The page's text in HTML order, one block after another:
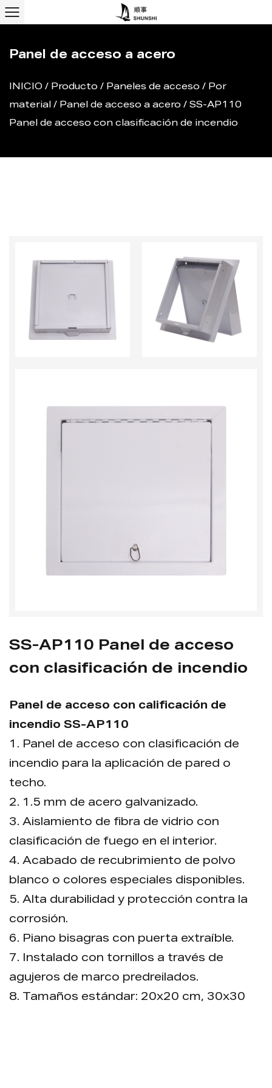
Panel de acceso a acero
INICIO / Producto / Paneles de acceso / Por
material / Panel de acceso a acero / SS-AP110
Panel de acceso con clasificación de incendio
SS-AP110 Panel de acceso
con clasificación de incendio
Panel de acceso con calificación de
incendio SS-AP110
1. Panel de acceso con clasificación de
incendio para la aplicación de pared o
techo.
2. 1.5 mm de acero galvanizado.
3. Aislamiento de fibra de vidrio con
clasificación de fuego en el interior.
4. Acabado de recubrimiento de polvo
blanco o colores especiales disponibles.
5. Alta durabilidad y protección contra la
corrosión.
6. Piano bisagras con puerta extraíble.
7. Instalado con tornillos a través de
agujeros de marco predreilados.
8. Tamaños estándar: 20x20 cm, 30x30